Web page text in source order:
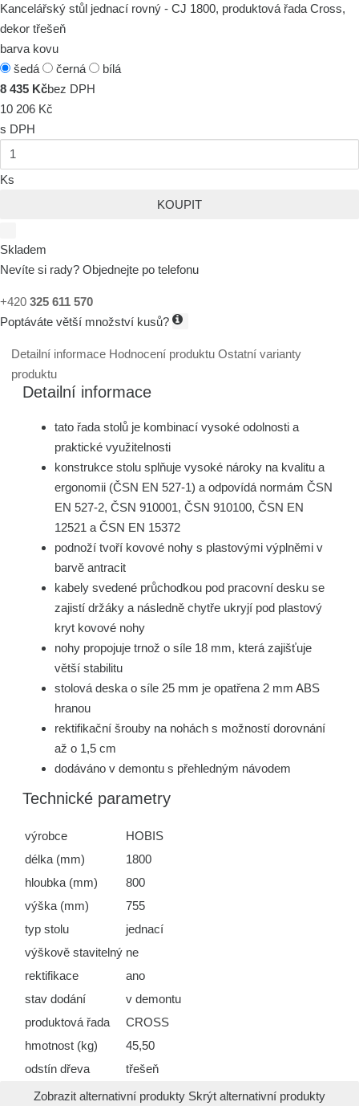
Kancelářský stůl jednací rovný - CJ 1800, produktová řada Cross,
dekor třešeň
barva kovu
šedá
černá
bílá
8 435 Kčbez DPH
10 206 Kč
s DPH
Ks
KOUPIT
Skladem
Nevíte si rady? Objednejte po telefonu
+420 325 611 570
Poptáváte větší množství kusů?
Detailní informace Hodnocení produktuOstatní varianty
produktu
Detailní informace
tato řada stolů je kombinací vysoké odolnosti a
praktické využitelnosti
konstrukce stolu splňuje vysoké nároky na kvalitu a
ergonomii (ČSN EN 527-1) a odpovídá normám ČSN
EN 527-2, ČSN 910001, ČSN 910100, ČSN EN
12521 a ČSN EN 15372
podnoží tvoří kovové nohy s plastovými výplněmi v
barvě antracit
kabely svedené průchodkou pod pracovní desku se
zajistí držáky a následně chytře ukryjí pod plastový
kryt kovové nohy
nohy propojuje trnož o síle 18 mm, která zajišťuje
větší stabilitu
stolová deska o síle 25 mm je opatřena 2 mm ABS
hranou
rektifikační šrouby na nohách s možností dorovnání
až o 1,5 cm
dodáváno v demontu s přehledným návodem
Technické parametry
výrobce
HOBIS
délka (mm)
1800
hloubka (mm)
800
výška (mm)
755
typ stolu
jednací
výškově stavitelný ne
rektifikace
ano
stav dodání
v demontu
produktová řada
CROSS
hmotnost (kg)
45,50
odstín dřeva
třešeň
Zobrazit alternativní produkty Skrýt alternativní produkty